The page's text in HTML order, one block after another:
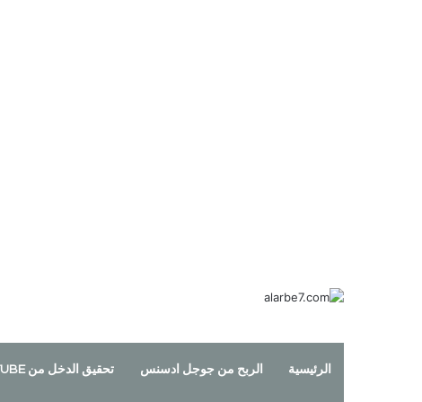
الرئيسية الربح من جوجل ادسنس تحقيق الدخل من YOUTUBE